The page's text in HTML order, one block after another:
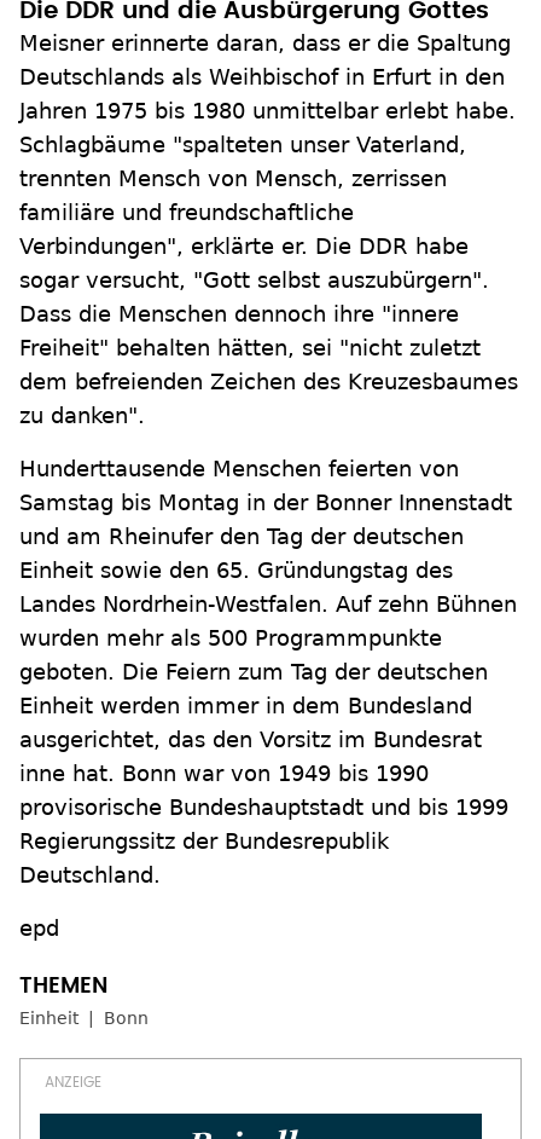
Die DDR und die Ausbürgerung Gottes
Meisner erinnerte daran, dass er die Spaltung
Deutschlands als Weihbischof in Erfurt in den
Jahren 1975 bis 1980 unmittelbar erlebt habe.
Schlagbäume "spalteten unser Vaterland,
trennten Mensch von Mensch, zerrissen
familiäre und freundschaftliche
Verbindungen", erklärte er. Die DDR habe
sogar versucht, "Gott selbst auszubürgern".
Dass die Menschen dennoch ihre "innere
Freiheit" behalten hätten, sei "nicht zuletzt
dem befreienden Zeichen des Kreuzesbaumes
zu danken".
Hunderttausende Menschen feierten von
Samstag bis Montag in der Bonner Innenstadt
und am Rheinufer den Tag der deutschen
Einheit sowie den 65. Gründungstag des
Landes Nordrhein-Westfalen. Auf zehn Bühnen
wurden mehr als 500 Programmpunkte
geboten. Die Feiern zum Tag der deutschen
Einheit werden immer in dem Bundesland
ausgerichtet, das den Vorsitz im Bundesrat
inne hat. Bonn war von 1949 bis 1990
provisorische Bundeshauptstadt und bis 1999
Regierungssitz der Bundesrepublik
Deutschland.
epd
Einheit Bonn